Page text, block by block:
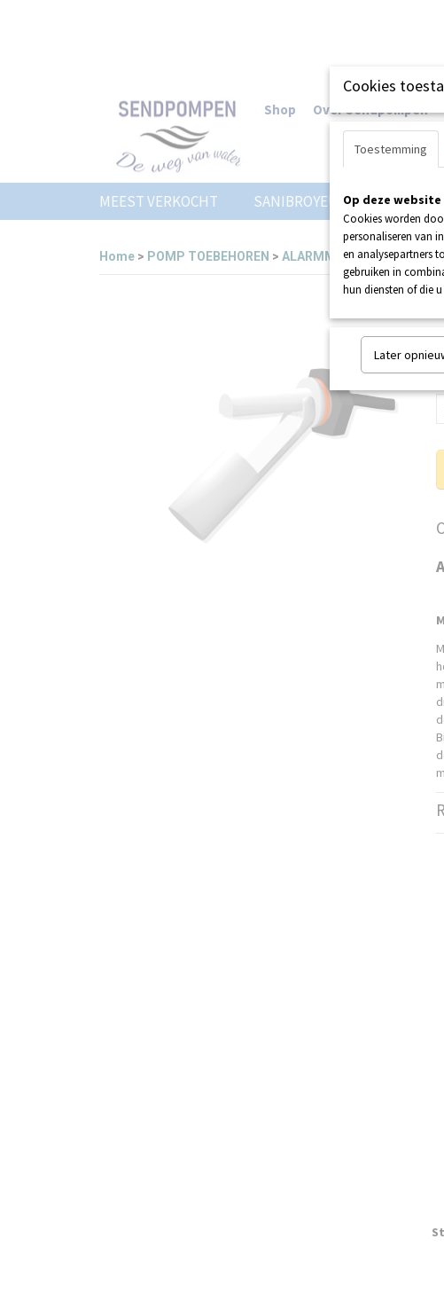
Shop Over Sendpompen
MEEST VERKOCHT SANIBROYEUR
Home > POMP TOEBEHOREN > ALARMMELDERS>AC-
Cookies
Toestemming
Op deze
Cookies worden
personaliseren van
en analysepartners
gebruiken in
hun diensten of die
Later